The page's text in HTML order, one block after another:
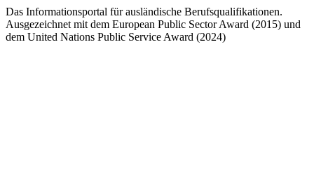
Das Informationsportal für ausländische Berufsqualifikationen.
Ausgezeichnet mit dem European Public Sector Award (2015) und
dem United Nations Public Service Award (2024)